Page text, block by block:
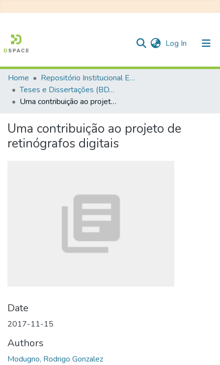
Log In (current)
Communities & Collections
All of DSpace
Statistics
Home
Repositório Institucional EESC
Teses e Dissertações (BDTD USP)
Uma contribuição ao projeto de retinógrafos digitais
Uma contribuição ao projeto de
retinógrafos digitais
Date
2017-11-15
Authors
Modugno, Rodrigo Gonzalez